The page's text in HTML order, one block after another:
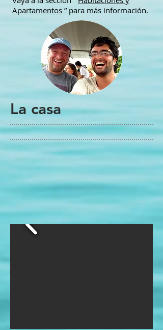
Apartamentos ” para más información.
La casa